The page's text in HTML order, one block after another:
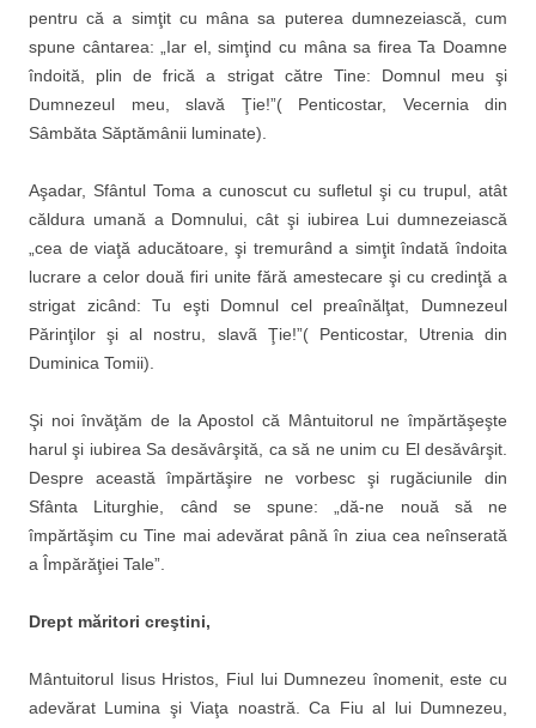
pentru că a simţit cu mâna sa puterea dumnezeiască, cum
spune cântarea: „Iar el, simţind cu mâna sa firea Ta Doamne
îndoită, plin de frică a strigat către Tine: Domnul meu şi
Dumnezeul meu, slavă Ţie!”( Penticostar, Vecernia din
Sâmbăta Săptămânii luminate).
Aşadar, Sfântul Toma a cunoscut cu sufletul şi cu trupul, atât
căldura umană a Domnului, cât şi iubirea Lui dumnezeiască
„cea de viaţă aducătoare, şi tremurând a simţit îndată îndoita
lucrare a celor două firi unite fără amestecare şi cu credinţă a
strigat zicând: Tu eşti Domnul cel preaînălţat, Dumnezeul
Părinţilor şi al nostru, slavã Ţie!”( Penticostar, Utrenia din
Duminica Tomii).
Şi noi învăţăm de la Apostol că Mântuitorul ne împărtăşeşte
harul şi iubirea Sa desăvârşită, ca să ne unim cu El desăvârşit.
Despre această împărtăşire ne vorbesc şi rugăciunile din
Sfânta Liturghie, când se spune: „dă-ne nouă să ne
împărtăşim cu Tine mai adevărat până în ziua cea neînserată
a Împărăţiei Tale”.
Drept măritori creştini,
Mântuitorul Iisus Hristos, Fiul lui Dumnezeu înomenit, este cu
adevărat Lumina şi Viaţa noastră. Ca Fiu al lui Dumnezeu,